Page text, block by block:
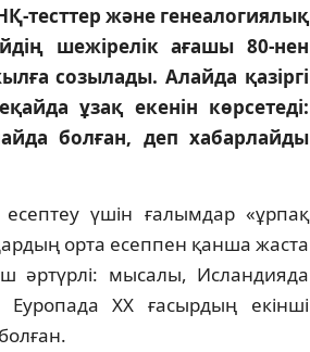
тесттер және генеалогиялық
шежірелік ағашы 80-нен
созылады. Алайда қазіргі
ұзақ екенін көрсетеді:
болған, деп хабарлайды
үшін ғалымдар «ұрпақ
орта есеппен қанша жаста
әртүрлі: мысалы, Исландияда
ХХ ғасырдың екінші